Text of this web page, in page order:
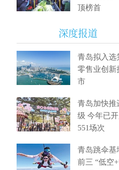
顶榜首
深度报道
青岛拟入选
零售业创新
市
青岛加快推
级 今年已
551场次
青岛跳伞基
前三 “低空